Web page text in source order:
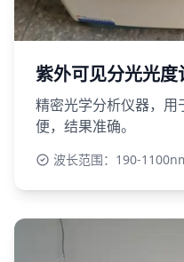
紫外可见分光光度
精密光学分析仪器，用
便，结果准确。
波长范围：190-